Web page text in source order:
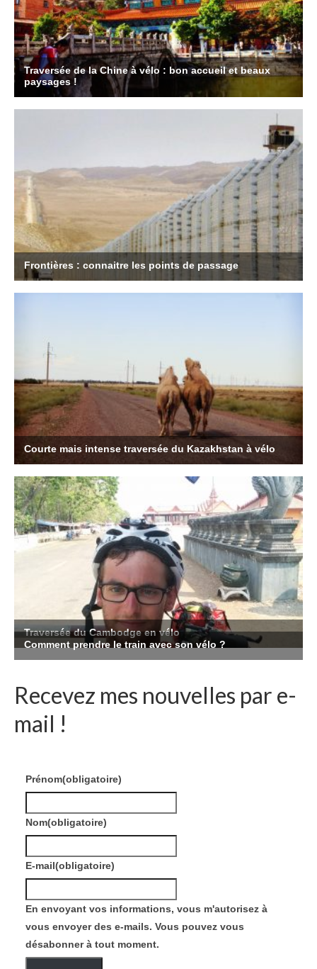
Recevez mes nouvelles par e-
mail !
Prénom(obligatoire)
Nom(obligatoire)
E-mail(obligatoire)
En envoyant vos informations, vous m'autorisez à
vous envoyer des e-mails. Vous pouvez vous
désabonner à tout moment.